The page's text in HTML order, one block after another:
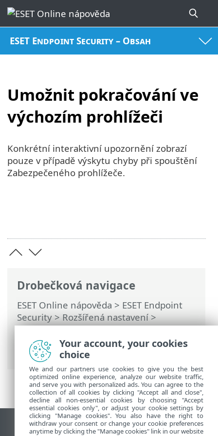
ESET Endpoint Security – Obsah
Umožnit pokračování ve
výchozím prohlížeči
Drobečková navigace
ESET Online nápověda > ESET Endpoint
Security>Rozšířená nastavení>
Oznámení>Interaktivní upozornění>
Umožnit pokračování ve výchozím
prohlížeči
Konkrétní interaktivní upozornění zobrazí
pouze v případě výskytu chyby při spouštění
Zabezpečeného prohlížeče.
Zobrazit verzi pro počítač
Your account, your cookies
choice
We and our partners use cookies to give you the best
optimized online experience, analyze our website traffic,
and serve you with personalized ads. You can agree to the
collection of all cookies by clicking "Accept all and close",
decline all non-essential cookies by choosing "Accept
essential cookies only", or adjust your cookie settings by
clicking "Manage cookies". You also have the right to
withdraw your consent or change your cookie preferences
anytime by clicking the "Manage cookies" link in our website